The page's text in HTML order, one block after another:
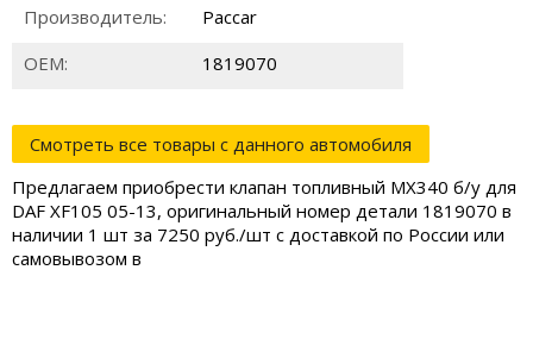
Производитель:
Paccar
ОЕМ:
1819070
Смотреть все товары с данного автомобиля
Предлагаем приобрести клапан топливный MX340 б/у для
DAF XF105 05-13, оригинальный номер детали 1819070 в
наличии 1 шт за 7250 руб./шт с доставкой по России или
самовывозом в